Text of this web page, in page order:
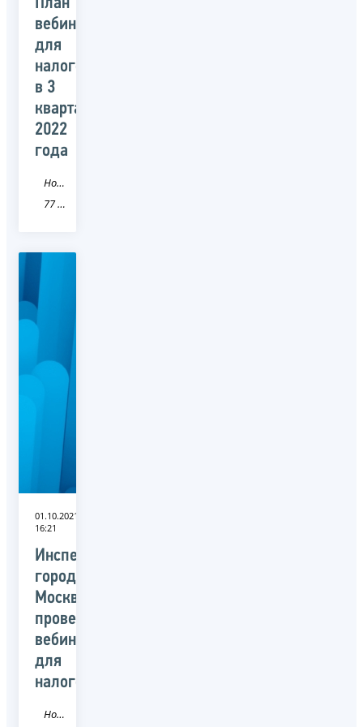
План
вебинаров
для
налогоплательщиков
в 3
квартале
2022
года
Новость
77 город Москва
01.10.2021
16:21
Инспекции
города
Москвы
проведут
вебинары
для
налогоплательщиков
Новость